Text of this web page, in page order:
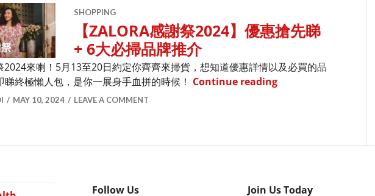
SHOPPING
【ZALORA感謝祭2024】優惠搶先睇
+ 6大必掃品牌推介
2024來喇！5月13至20日約定你齊齊來掃貨，想知道優惠詳情以及必買的品
睇終極懶人包，是你一展身手血拼的時候！ Continue reading【ZALORA感謝祭
MAY 10, 2024 LEAVE A COMMENT
Follow Us Join Us Today